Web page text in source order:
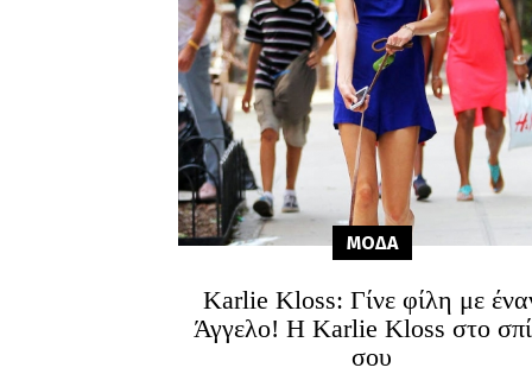
ΜΟΔΑ
Karlie Kloss: Γίνε φίλη με
Άγγελο! H Karlie Kloss στο
σου